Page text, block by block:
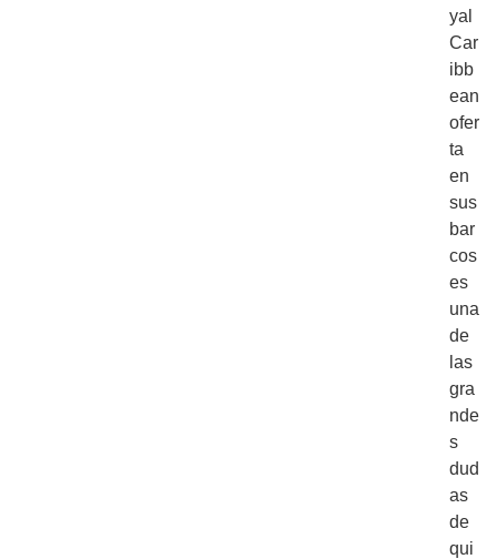
yal
Car
ibb
ean
ofer
ta
en
sus
bar
cos
es
una
de
las
gra
nde
s
dud
as
de
qui